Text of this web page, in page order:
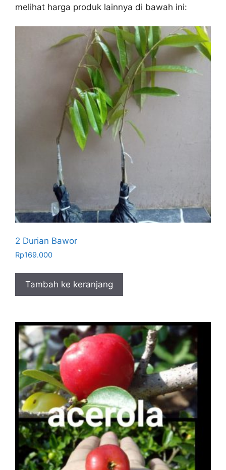
melihat harga produk lainnya di bawah ini:
2 Durian Bawor
Rp169.000
Tambah ke keranjang